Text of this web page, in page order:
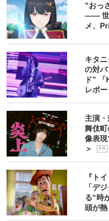
“おっ
―― 世
メ、
キタ
の対
ド”
レポー
主演
舞伎
像表
＞
P R
『ト
「デ
る“時
頭が